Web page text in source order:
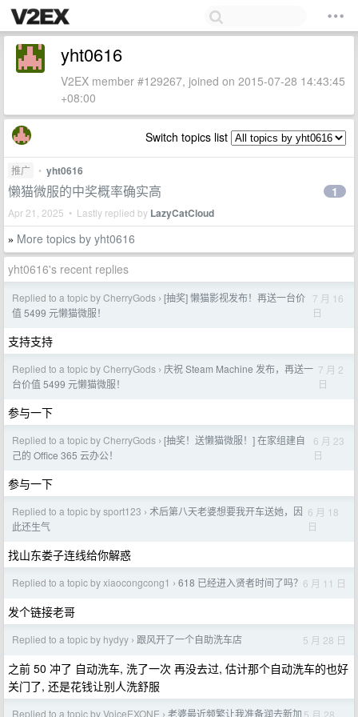
yht0616
V2EX member #129267, joined on 2015-07-28 14:43:45
+08:00
Switch topics list
推广 • yht0616
懒猫微服的中奖概率确实高
Apr 21, 2025 • Lastly replied by LazyCatCloud
1
» More topics by yht0616
yht0616's recent replies
Replied to a topic by CherryGods › [抽奖] 懒猫影视发布！再送一台价
值 5499 元懒猫微服！
7 月 16
日
支持支持
Replied to a topic by CherryGods › 庆祝 Steam Machine 发布，再送一
台价值 5499 元懒猫微服！
7 月 2
日
参与一下
Replied to a topic by CherryGods › [抽奖！送懒猫微服！] 在家组建自
己的 Office 365 云办公！
6 月 23
日
参与一下
Replied to a topic by sport123 › 术后第八天老婆想要我开车送她，因
此还生气
6 月 18
日
找山东娄子连线给你解惑
Replied to a topic by xiaocongcong1 › 618 已经进入贤者时间了吗？ 6 月 11 日
发个链接老哥
Replied to a topic by hydyy › 跟风开了一个自助洗车店 5 月 28 日
之前 50 冲了 自动洗车, 洗了一次 再没去过, 估计那个自动洗车的也好
关门了, 还是花钱让别人洗舒服
Replied to a topic by VoiceEXONE › 老婆最近频繁让我准备润去新加 5 月 28